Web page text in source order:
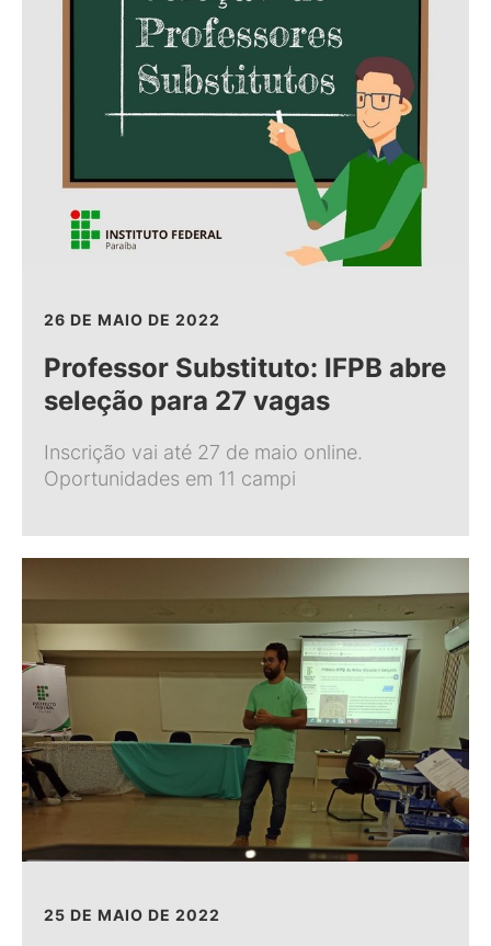
26 DE MAIO DE 2022
Professor Substituto: IFPB abre
seleção para 27 vagas
Inscrição vai até 27 de maio online.
Oportunidades em 11 campi
25 DE MAIO DE 2022